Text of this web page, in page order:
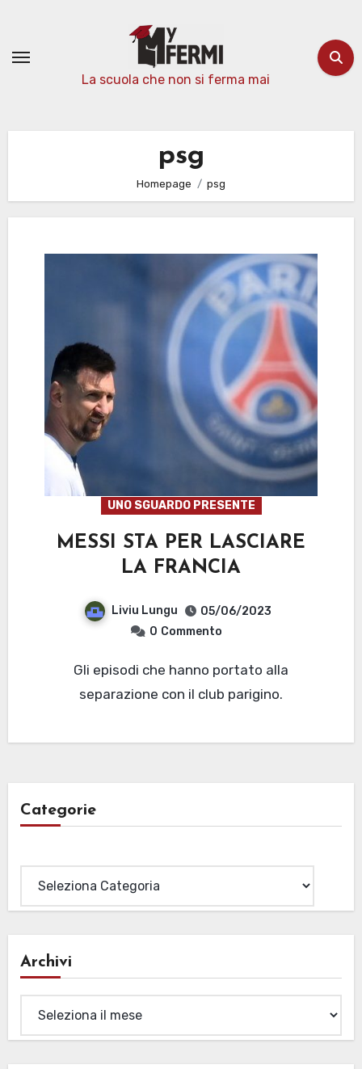
contenuto
La scuola che non si ferma mai
psg
Homepage psg
UNO SGUARDO PRESENTE
MESSI STA PER LASCIARE
LA FRANCIA
Liviu Lungu
05/06/2023
0 Commento
Gli episodi che hanno portato alla
separazione con il club parigino.
Categorie
Archivi